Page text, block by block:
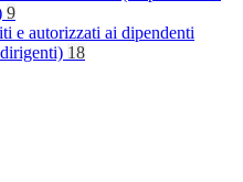
9
e autorizzati ai dipendenti
18